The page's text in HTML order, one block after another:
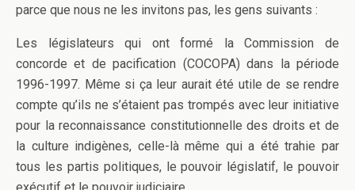
parce que nous ne les invitons pas, les gens suivants :
Les législateurs qui ont formé la Commission de
concorde et de pacification (COCOPA) dans la période
1996-1997. Même si ça leur aurait été utile de se rendre
compte qu’ils ne s’étaient pas trompés avec leur initiative
pour la reconnaissance constitutionnelle des droits et de
la culture indigènes, celle-là même qui a été trahie par
tous les partis politiques, le pouvoir législatif, le pouvoir